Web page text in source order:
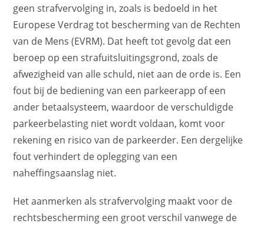
geen strafvervolging in, zoals is bedoeld in het
Europese Verdrag tot bescherming van de Rechten
van de Mens (EVRM). Dat heeft tot gevolg dat een
beroep op een strafuitsluitingsgrond, zoals de
afwezigheid van alle schuld, niet aan de orde is. Een
fout bij de bediening van een parkeerapp of een
ander betaalsysteem, waardoor de verschuldigde
parkeerbelasting niet wordt voldaan, komt voor
rekening en risico van de parkeerder. Een dergelijke
fout verhindert de oplegging van een
naheffingsaanslag niet.
Het aanmerken als strafvervolging maakt voor de
rechtsbescherming een groot verschil vanwege de